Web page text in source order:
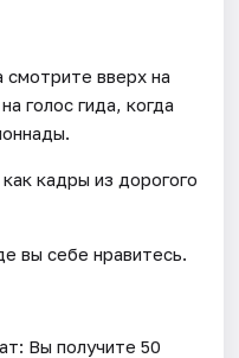
вверх на
голос гида, когда
кадры из дорогого
вы себе нравитесь.
Вы получите 50